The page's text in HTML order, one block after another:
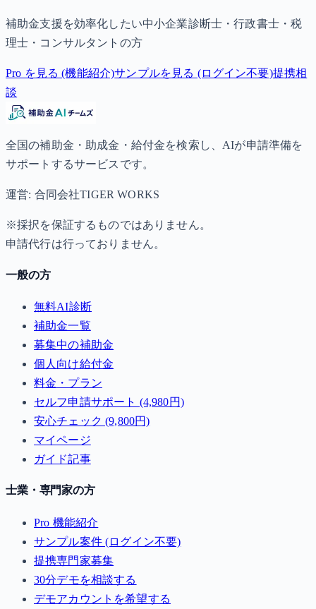
補助金支援を効率化したい中小企業診断士・行政書士・税
理士・コンサルタントの方
Pro を見る (機能紹介)サンプルを見る (ログイン不要)提携相
談
全国の補助金・助成金・給付金を検索し、AIが申請準備を
サポートするサービスです。
運営: 合同会社TIGER WORKS
※採択を保証するものではありません。
申請代行は行っておりません。
一般の方
無料AI診断
補助金一覧
募集中の補助金
個人向け給付金
料金・プラン
セルフ申請サポート (4,980円)
安心チェック (9,800円)
マイページ
ガイド記事
士業・専門家の方
Pro 機能紹介
サンプル案件 (ログイン不要)
提携専門家募集
30分デモを相談する
デモアカウントを希望する